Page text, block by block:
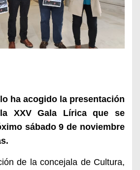
ha acogido la presentación
XXV Gala Lírica que se
sábado 9 de noviembre
de la concejala de Cultura,